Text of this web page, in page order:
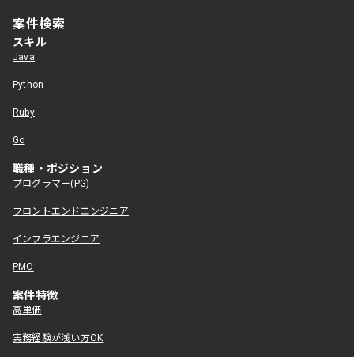
案件検索
スキル
Java
Python
Ruby
Go
職種・ポジション
プログラマー(PG)
フロントエンドエンジニア
インフラエンジニア
PMO
案件特徴
高単価
実務経験が浅い方OK